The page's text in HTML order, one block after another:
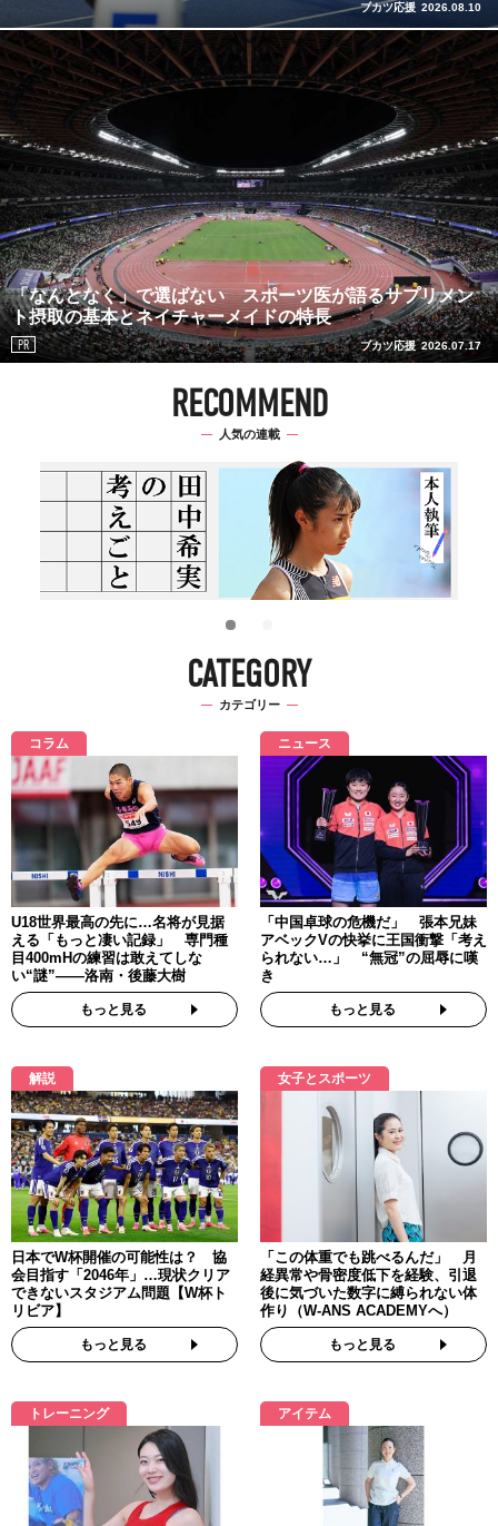
ブカツ応援 2026.08.10
「なんとなく」で選ばない スポーツ医が語るサプリメン
ト摂取の基本とネイチャーメイドの特長
PR ブカツ応援 2026.07.17
RECOMMEND
人気の連載
CATEGORY
カテゴリー
コラム
U18世界最高の先に…名将が見据
える「もっと凄い記録」 専門種
目400mHの練習は敢えてしな
い“謎”――洛南・後藤大樹
もっと見る
ニュース
「中国卓球の危機だ」 張本兄妹
アベックVの快挙に王国衝撃「考え
られない…」 “無冠”の屈辱に嘆
き
もっと見る
解説
日本でW杯開催の可能性は？ 協
会目指す「2046年」…現状クリア
できないスタジアム問題【W杯ト
リビア】
もっと見る
女子とスポーツ
「この体重でも跳べるんだ」 月
経異常や骨密度低下を経験、引退
後に気づいた数字に縛られない体
作り（W-ANS ACADEMYへ）
もっと見る
トレーニング アイテム